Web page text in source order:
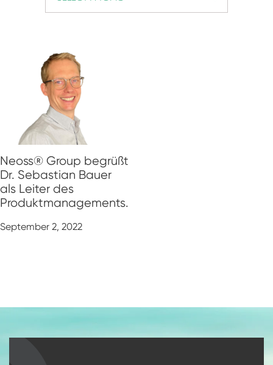
Abdruckpfosten mit Modellimplantate
Digitale Prothetik
Scanner
Digital Download
Individuelle Prothetik
Curriculum Implantologie
Neoss® Group begrüßt
Dr. Sebastian Bauer
als Leiter des
Produktmanagements.
September 2, 2022